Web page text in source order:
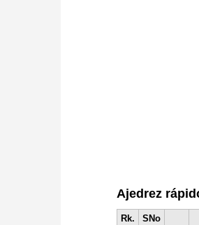
Ajedrez
Rk. SNo